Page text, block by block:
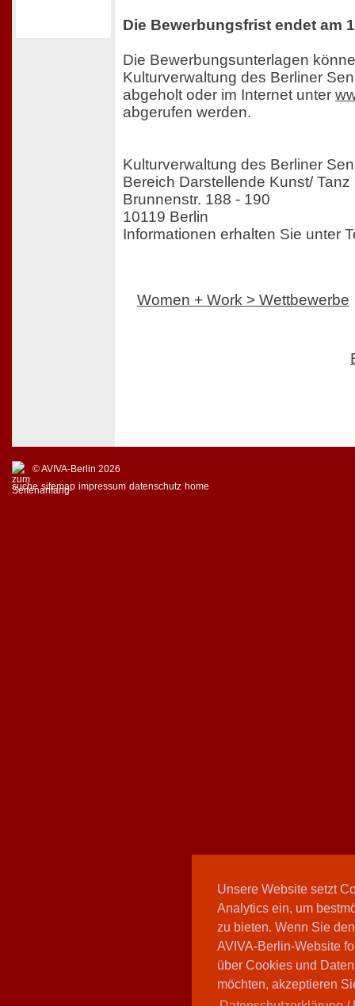
Unsere Website setzt
Analytics ein, um
zu bieten. Wenn Sie
AVIVA-Berlin-Website
über Cookies und
möchten, akzeptieren
Die Bewerbungsfrist endet am
Die Bewerbungsunterlagen
Kulturverwaltung des Berliner
abgeholt oder im Internet unter
abgerufen werden.
Kulturverwaltung des Berliner
Bereich Darstellende Kunst/ Tanz
Brunnenstr. 188 - 190
10119 Berlin
Informationen erhalten Sie unter
Women + Work > Wettbewerbe
© AVIVA-Berlin 2026
suche sitemap impressum datenschutz home